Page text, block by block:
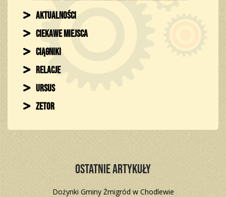
Aktualności
Ciekawe miejsca
Ciągniki
Relacje
Ursus
Zetor
Ostatnie artykuły
Dożynki Gminy Żmigród w Chodlewie